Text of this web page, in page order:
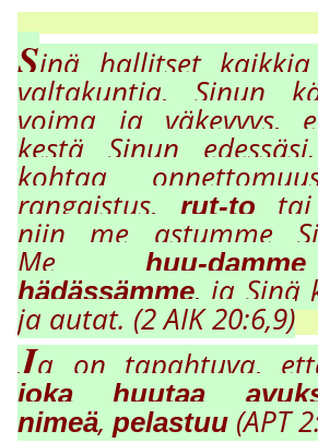
Sinä hallitset
valtakuntia, Sinun
voima ja väkevyys,
kestä Sinun
kohtaa
rangaistus, rut-to tai
niin me astumme
Me
huu-
hädässämme, ja Sinä
ja autat. (2 AIK 20:6,9)
Ja on tapahtuva,
joka
huutaa
nimeä,pelastuu (APT